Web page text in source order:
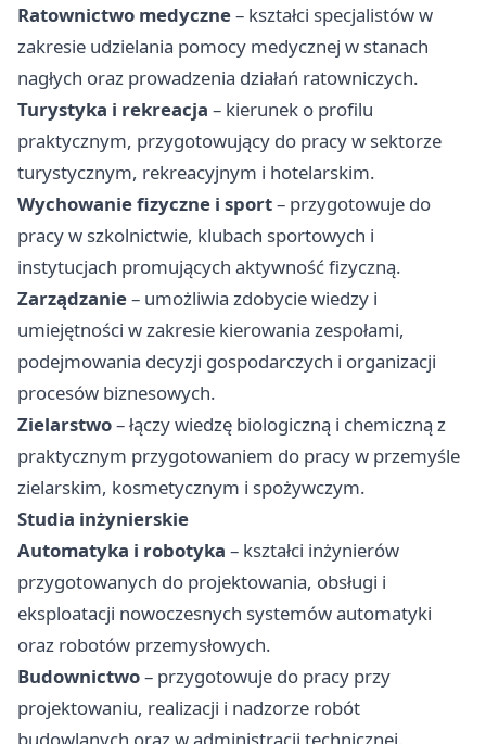
Ratownictwo medyczne– kształci specjalistów w
zakresie udzielania pomocy medycznej w stanach
nagłych oraz prowadzenia działań ratowniczych.
Turystyka i rekreacja – kierunek o profilu
praktycznym, przygotowujący do pracy w sektorze
turystycznym, rekreacyjnym i hotelarskim.
Wychowanie fizyczne i sport– przygotowuje do
pracy w szkolnictwie, klubach sportowych i
instytucjach promujących aktywność fizyczną.
Zarządzanie– umożliwia zdobycie wiedzy i
umiejętności w zakresie kierowania zespołami,
podejmowania decyzji gospodarczych i organizacji
procesów biznesowych.
Zielarstwo– łączy wiedzę biologiczną i chemiczną z
praktycznym przygotowaniem do pracy w przemyśle
zielarskim, kosmetycznym i spożywczym.
Studia inżynierskie
Automatyka i robotyka – kształci inżynierów
przygotowanych do projektowania, obsługi i
eksploatacji nowoczesnych systemów automatyki
oraz robotów przemysłowych.
Budownictwo– przygotowuje do pracy przy
projektowaniu, realizacji i nadzorze robót